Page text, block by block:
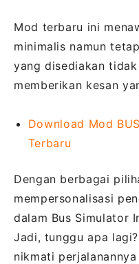
Mod terbaru ini
minimalis namun
yang disediakan
memberikan kesan
Download Mod
Terbaru
Dengan berbagai
mempersonalisasi
dalam Bus Simulator
Jadi, tunggu apa
nikmati